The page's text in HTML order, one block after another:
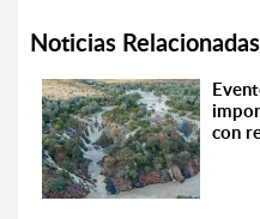
Noticias Relacionadas
con